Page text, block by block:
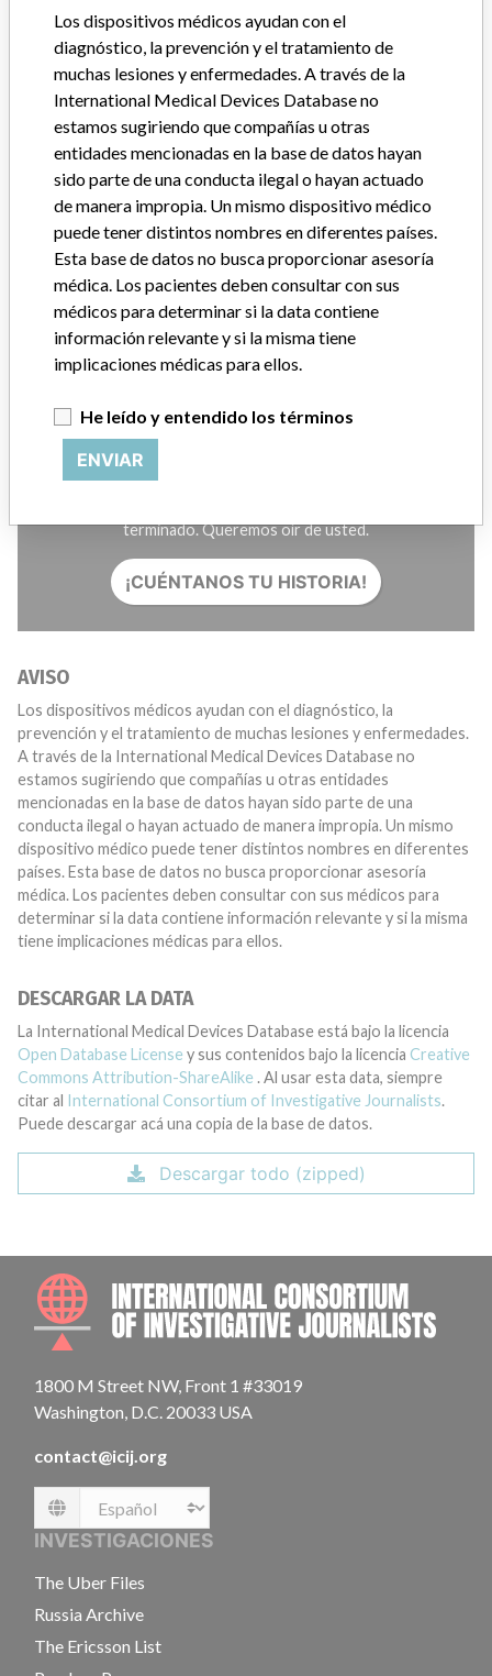
ACERCA DE LA BASE DE DATOS
Explore más de 120,000 registros de retiros, alertas y
notificaciones de seguridad de dispositivos médicos y sus
conexiones con los fabricantes.
Preguntas frecuentes
Acerca de la base de datos
Contáctenos
Créditos
HISTORIAS EN SU CORREO
¿Trabaja en la industria médica? ¿O tiene experiencia con
terminado. Queremos oír de usted.
¡CUÉNTANOS TU HISTORIA!
AVISO
Los dispositivos médicos ayudan con el diagnóstico, la
prevención y el tratamiento de muchas lesiones y enfermedades.
A través de la International Medical Devices Database no
estamos sugiriendo que compañías u otras entidades
mencionadas en la base de datos hayan sido parte de una
conducta ilegal o hayan actuado de manera impropia. Un mismo
dispositivo médico puede tener distintos nombres en diferentes
países. Esta base de datos no busca proporcionar asesoría
médica. Los pacientes deben consultar con sus médicos para
determinar si la data contiene información relevante y si la misma
tiene implicaciones médicas para ellos.
DESCARGAR LA DATA
La International Medical Devices Database está bajo la licencia
Open Database License y sus contenidos bajo la licencia Creative
Commons Attribution-ShareAlike . Al usar esta data, siempre
citar al International Consortium of Investigative Journalists.
Puede descargar acá una copia de la base de datos.
Descargar todo (zipped)
1800 M Street NW, Front 1 #33019
Washington, D.C. 20033 USA
contact@icij.org
Language
INVESTIGACIONES
The Uber Files
Russia Archive
The Ericsson List
Los dispositivos médicos ayudan con el
diagnóstico, la prevención y el tratamiento de
muchas lesiones y enfermedades. A través de la
International Medical Devices Database no
estamos sugiriendo que compañías u otras
entidades mencionadas en la base de datos hayan
sido parte de una conducta ilegal o hayan actuado
de manera impropia. Un mismo dispositivo médico
puede tener distintos nombres en diferentes países.
Esta base de datos no busca proporcionar asesoría
médica. Los pacientes deben consultar con sus
médicos para determinar si la data contiene
información relevante y si la misma tiene
implicaciones médicas para ellos.
He leído y entendido los términos
ENVIAR